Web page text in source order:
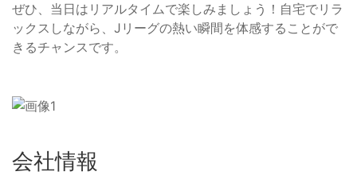
ぜひ、当日はリアルタイムで楽しみましょう！自宅でリラ
ックスしながら、Jリーグの熱い瞬間を体感することがで
きるチャンスです。
会社情報